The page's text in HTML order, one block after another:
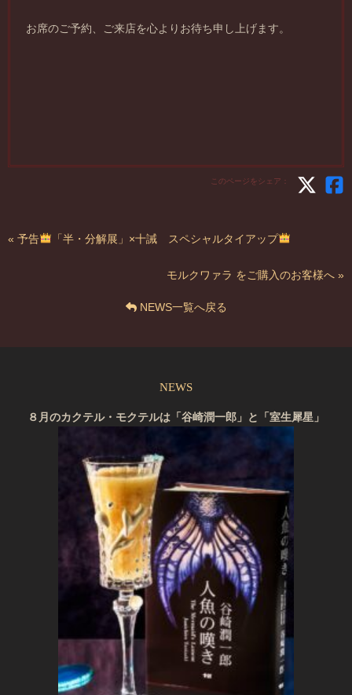
お席のご予約、ご来店を心よりお待ち申し上げます。
このページをシェア：
« 予告 「半・分解展」×十誡 スペシャルタイアップ
モルクワァラ をご購入のお客様へ »
NEWS一覧へ戻る
NEWS
８月のカクテル・モクテルは「谷崎潤一郎」と「室生犀星」